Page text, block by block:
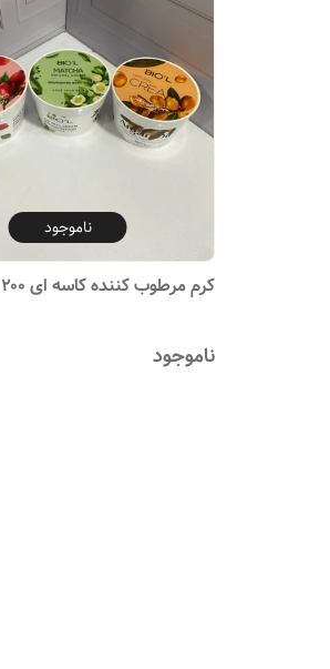
ناموجود
کرم مرطوب‌ کننده کاسه ای ۲۰۰ میل بیول
ناموجود